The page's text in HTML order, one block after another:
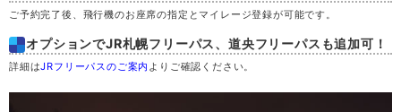
ご予約完了後、飛行機のお座席の指定とマイレージ登録が可能です。
オプションでJR札幌フリーパス、道央フリーパスも追加可！
詳細はJRフリーパスのご案内 よりご確認ください。